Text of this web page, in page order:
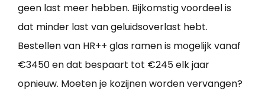
geen last meer hebben. Bijkomstig voordeel is
dat minder last van geluidsoverlast hebt.
Bestellen van HR++ glas ramen is mogelijk vanaf
€3450 en dat bespaart tot €245 elk jaar
opnieuw. Moeten je kozijnen worden vervangen?